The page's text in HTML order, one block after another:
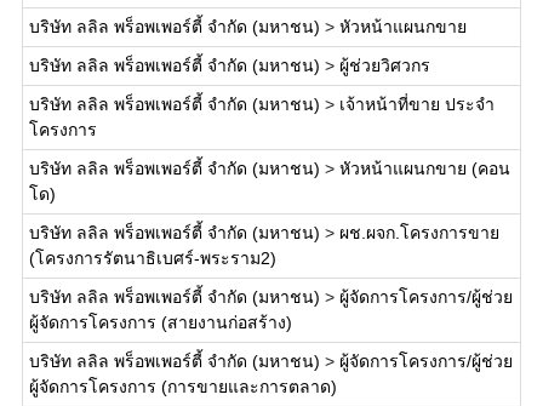
บริษัท ลลิล พร็อพเพอร์ตี้ จำกัด (มหาชน) > หัวหน้าแผนกขาย
บริษัท ลลิล พร็อพเพอร์ตี้ จำกัด (มหาชน) > ผู้ช่วยวิศวกร
บริษัท ลลิล พร็อพเพอร์ตี้ จำกัด (มหาชน) > เจ้าหน้าที่ขาย ประจำ
โครงการ
บริษัท ลลิล พร็อพเพอร์ตี้ จำกัด (มหาชน) > หัวหน้าแผนกขาย (คอน
โด)
บริษัท ลลิล พร็อพเพอร์ตี้ จำกัด (มหาชน) > ผช.ผจก.โครงการขาย
(โครงการรัตนาธิเบศร์-พระราม2)
บริษัท ลลิล พร็อพเพอร์ตี้ จำกัด (มหาชน) > ผู้จัดการโครงการ/ผู้ช่วย
ผู้จัดการโครงการ (สายงานก่อสร้าง)
บริษัท ลลิล พร็อพเพอร์ตี้ จำกัด (มหาชน) > ผู้จัดการโครงการ/ผู้ช่วย
ผู้จัดการโครงการ (การขายและการตลาด)